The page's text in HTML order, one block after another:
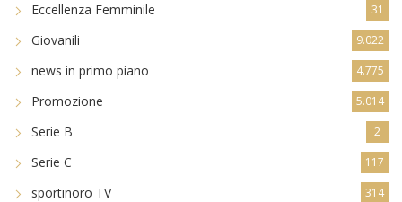
Eccellenza Femminile 31
Giovanili 9.022
news in primo piano 4.775
Promozione 5.014
Serie B 2
Serie C 117
sportinoro TV 314